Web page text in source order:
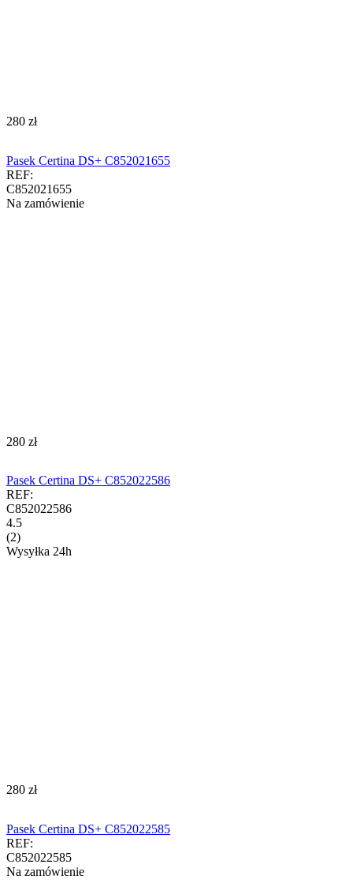
‍280‍ zł
Pasek Certina DS+ C852021655
REF:
C852021655
Na zamówienie
‍280‍ zł
Pasek Certina DS+ C852022586
REF:
C852022586
4.5
(2)
Wysyłka 24h
‍280‍ zł
Pasek Certina DS+ C852022585
REF:
C852022585
Na zamówienie